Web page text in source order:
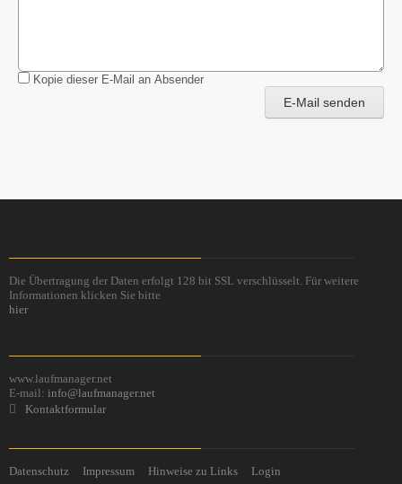
Kopie dieser E-Mail an Absender
E-Mail senden
Die Übertragung der Daten erfolgt 128 bit SSL verschlüsselt. Für weitere
Informationen klicken Sie bitte
hier
www.laufmanager.net
E-mail: info@laufmanager.net
Kontaktformular
Datenschutz Impressum Hinweise zu Links Login